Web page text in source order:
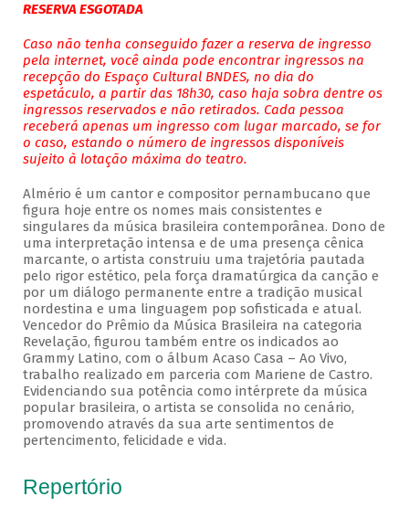
RESERVA ESGOTADA
Caso não tenha conseguido fazer a reserva de ingresso
pela internet, você ainda pode encontrar ingressos na
recepção do Espaço Cultural BNDES, no dia do
espetáculo, a partir das 18h30, caso haja sobra dentre os
ingressos reservados e não retirados. Cada pessoa
receberá apenas um ingresso com lugar marcado, se for
o caso, estando o número de ingressos disponíveis
sujeito à lotação máxima do teatro.
Almério é um cantor e compositor pernambucano que
figura hoje entre os nomes mais consistentes e
singulares da música brasileira contemporânea. Dono de
uma interpretação intensa e de uma presença cênica
marcante, o artista construiu uma trajetória pautada
pelo rigor estético, pela força dramatúrgica da canção e
por um diálogo permanente entre a tradição musical
nordestina e uma linguagem pop sofisticada e atual.
Vencedor do Prêmio da Música Brasileira na categoria
Revelação, figurou também entre os indicados ao
Grammy Latino, com o álbum Acaso Casa – Ao Vivo,
trabalho realizado em parceria com Mariene de Castro.
Evidenciando sua potência como intérprete da música
popular brasileira, o artista se consolida no cenário,
promovendo através da sua arte sentimentos de
pertencimento, felicidade e vida.
Repertório